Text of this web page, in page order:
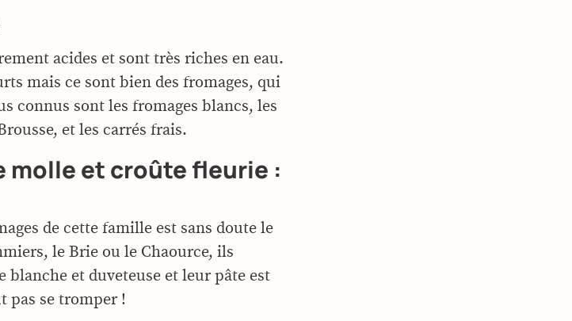
acides et sont très riches en eau.
mais ce sont bien des fromages, qui
connus sont les fromages blancs, les
et les carrés frais.
molle et croûte fleurie :
de cette famille est sans doute le
le Brie ou le Chaource, ils
blanche et duveteuse et leur pâte est
pas se tromper !